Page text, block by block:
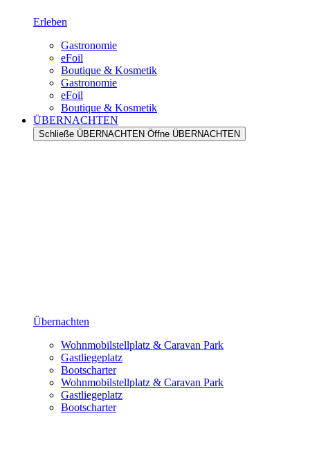
Erleben
Gastronomie
eFoil
Boutique & Kosmetik
Gastronomie
eFoil
Boutique & Kosmetik
ÜBERNACHTEN
Schließe ÜBERNACHTEN Öffne ÜBERNACHTEN
Übernachten
Wohnmobilstellplatz & Caravan Park
Gastliegeplatz
Bootscharter
Wohnmobilstellplatz & Caravan Park
Gastliegeplatz
Bootscharter